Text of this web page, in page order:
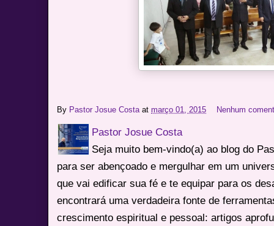
By Pastor Josue Costa atmarço 01, 2015 Nenhum
Pastor Josue Costa
Seja muito bem-vindo(a) ao blog do
para ser abençoado e mergulhar em um
que vai edificar sua fé e te equipar para os
encontrará uma verdadeira fonte de
crescimento espiritual e pessoal: artigos